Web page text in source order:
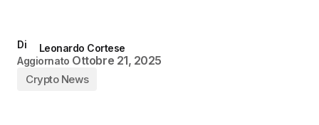
Di
Leonardo Cortese
Aggiornato Ottobre 21, 2025
Crypto News